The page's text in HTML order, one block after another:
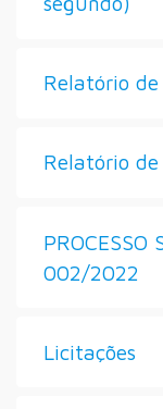
Relatório de
Relatório de
PROCESSO
002/2022
Licitações